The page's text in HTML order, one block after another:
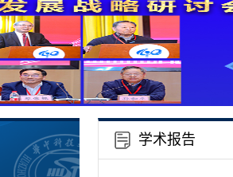
学术报告